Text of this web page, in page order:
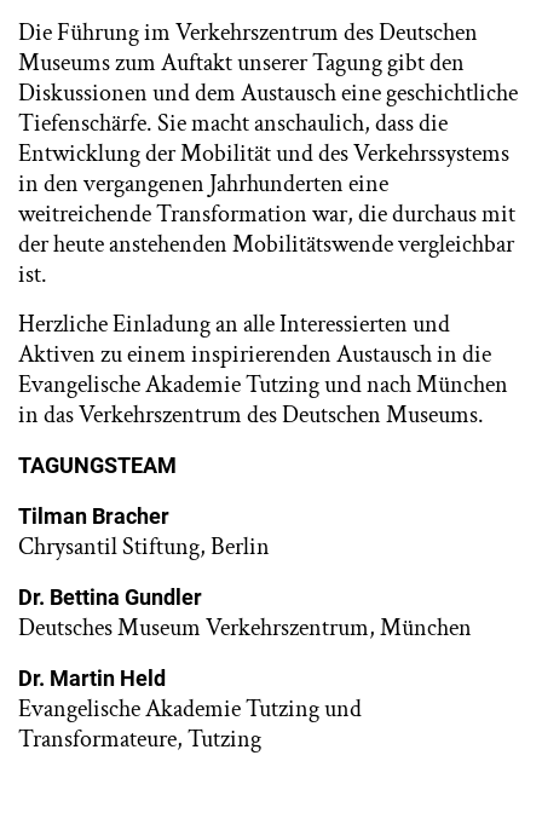
Die Führung im Verkehrszentrum des Deutschen
Museums zum Auftakt unserer Tagung gibt den
Diskussionen und dem Austausch eine geschichtliche
Tiefenschärfe. Sie macht anschaulich, dass die
Entwicklung der Mobilität und des Verkehrssystems
in den vergangenen Jahrhunderten eine
weitreichende Transformation war, die durchaus mit
der heute anstehenden Mobilitätswende vergleichbar
ist.
Herzliche Einladung an alle Interessierten und
Aktiven zu einem inspirierenden Austausch in die
Evangelische Akademie Tutzing und nach München
in das Verkehrszentrum des Deutschen Museums.
TAGUNGSTEAM
Tilman Bracher
Chrysantil Stiftung, Berlin
Dr. Bettina Gundler
Deutsches Museum Verkehrszentrum, München
Dr. Martin Held
Evangelische Akademie Tutzing und
Transformateure, Tutzing